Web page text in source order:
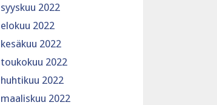
syyskuu 2022
elokuu 2022
kesäkuu 2022
toukokuu 2022
huhtikuu 2022
maaliskuu 2022